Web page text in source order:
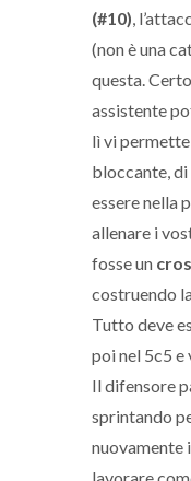
(#10),
(non è una
questa.
assistente
lì vi
bloccante,
essere nella
allenare i
fosse un
costruendo
Tutto deve
poi nel 5c5 e
Il difensore
sprintando
nuovamente